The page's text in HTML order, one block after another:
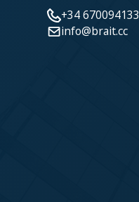
+34 670094133
info@brait.cc